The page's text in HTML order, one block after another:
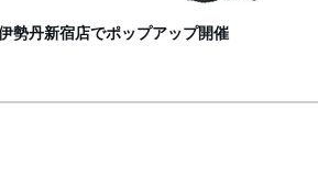
勢丹新宿店でポップアップ開催